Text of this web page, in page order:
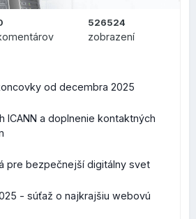
526524
zobrazení
od decembra 2025
ICANN a doplnenie kontaktných
pre bezpečnejší digitálny svet
- súťaž o najkrajšiu webovú